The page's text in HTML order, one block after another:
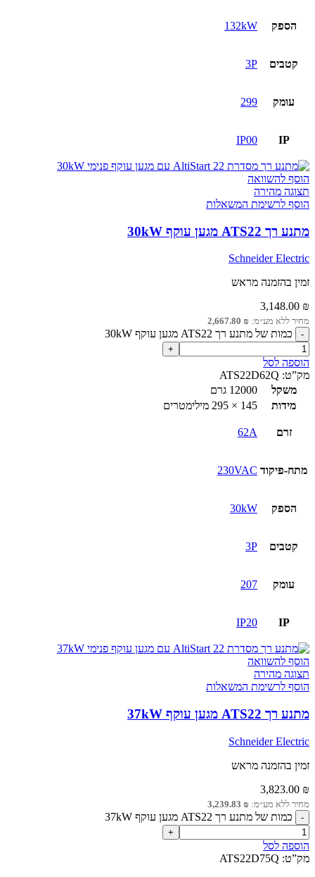
הספק 132kW
קטבים 3P
עומק 299
IP
IP00
הוסף להשוואה
תצוגה מהירה
הוסף לרשימת המשאלות
מתנע רך ATS22 מגען עוקף 30kW
Schneider Electric
זמין בהזמנה מראש
3,148.00 ₪
מחיר ללא מע״מ: 2,667.80 ₪
כמות של מתנע רך ATS22 מגען עוקף 30kW
הוספה לסל
מק”ט: ATS22D62Q
משקל
12000 גרם
מידות
145 × 295 מילימטרים
זרם 62A
מתח-פיקוד 230VAC
הספק 30kW
קטבים 3P
עומק 207
IP
IP20
הוסף להשוואה
תצוגה מהירה
הוסף לרשימת המשאלות
מתנע רך ATS22 מגען עוקף 37kW
Schneider Electric
זמין בהזמנה מראש
3,823.00 ₪
מחיר ללא מע״מ: 3,239.83 ₪
כמות של מתנע רך ATS22 מגען עוקף 37kW
הוספה לסל
מק”ט: ATS22D75Q